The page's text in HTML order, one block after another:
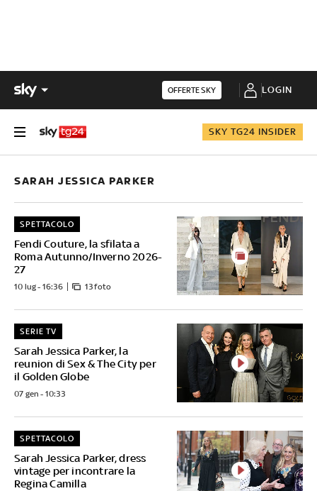
OFFERTE SKY LOGIN
SKY TG24 INSIDER
SARAH JESSICA PARKER
Fendi Couture, la sfilata a
Roma Autunno/Inverno 2026-
27
SPETTACOLO
10 lug - 16:36 13 foto
Sarah Jessica Parker, la
reunion di Sex & The City per
il Golden Globe
SERIE TV
07 gen - 10:33
Sarah Jessica Parker, dress
vintage per incontrare la
Regina Camilla
SPETTACOLO